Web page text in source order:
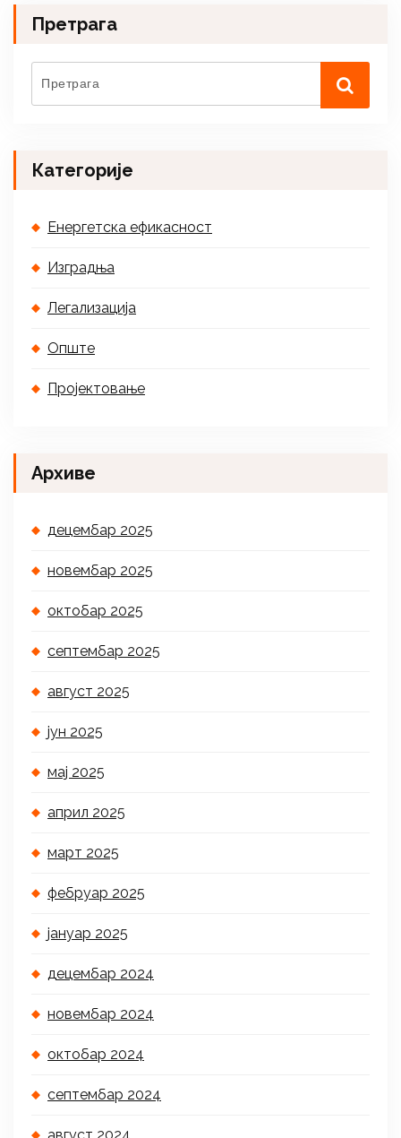
Претрага
Категорије
Енергетска ефикасност
Изградња
Легализација
Опште
Пројектовање
Архиве
децембар 2025
новембар 2025
октобар 2025
септембар 2025
август 2025
јун 2025
мај 2025
април 2025
март 2025
фебруар 2025
јануар 2025
децембар 2024
новембар 2024
октобар 2024
септембар 2024